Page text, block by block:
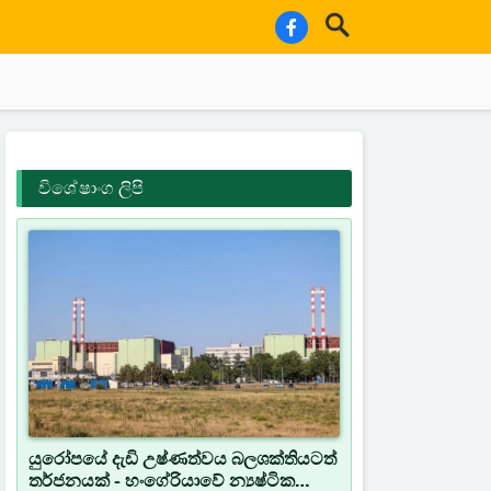
විශේෂාංග ලිපි
යුරෝපයේ දැඩි උෂ්ණත්වය බලශක්තියටත්
තර්ජනයක් - හංගේරියාවේ න්‍යෂ්ටික